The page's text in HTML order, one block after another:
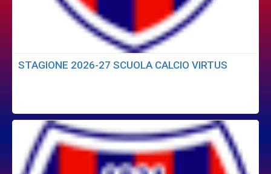
STAGIONE 2026-27 SCUOLA CALCIO VIRTUS